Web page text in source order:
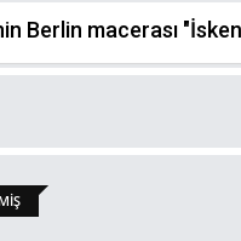
Berlin macerası